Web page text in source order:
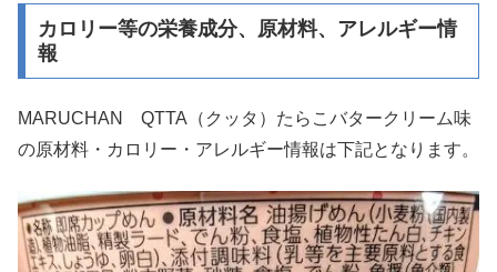
カロリー等の栄養成分、原材料、アレルギー情
報
MARUCHAN QTTA（クッタ）たらこバタークリーム味
の原材料・カロリー・アレルギー情報は下記となります。